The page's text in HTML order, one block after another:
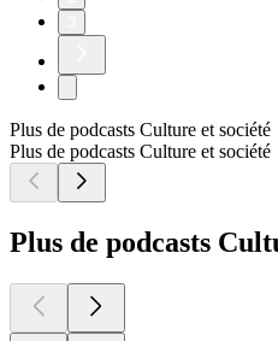
Plus de podcasts Culture et société
Plus de podcasts Culture et société
Plus de podcasts